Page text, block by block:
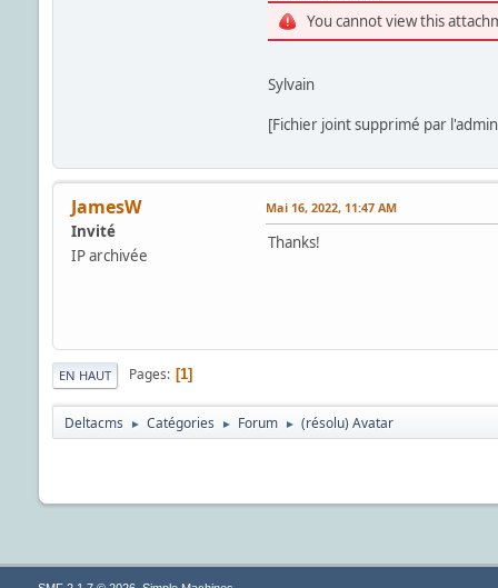
You cannot view this
Sylvain
[Fichier joint supprimé par
JamesW
Invité
IP archivée
Mai 16, 2022, 11:47 AM
Thanks!
EN HAUT Pages 1
Deltacms ► Catégories ► Forum ► (résolu) Avatar